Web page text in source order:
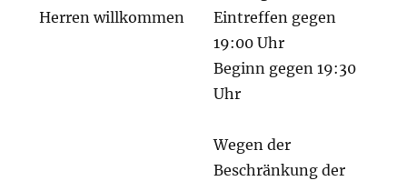
Herren willkommen
Eintreffen gegen
19:00 Uhr
Beginn gegen 19:30
Uhr
Wegen der
Beschränkung der